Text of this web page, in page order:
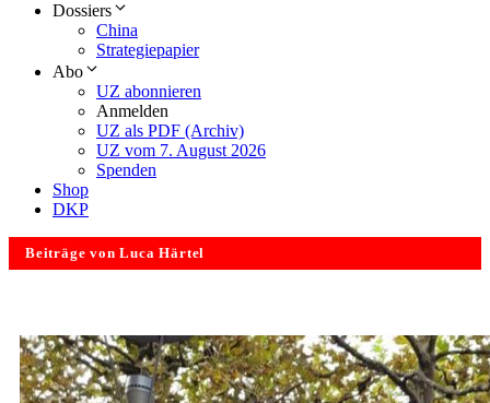
Dossiers
China
Strategiepapier
Abo
UZ abonnieren
Anmelden
UZ als PDF (Archiv)
UZ vom 7. August 2026
Spenden
Shop
DKP
Beiträge von Luca Härtel